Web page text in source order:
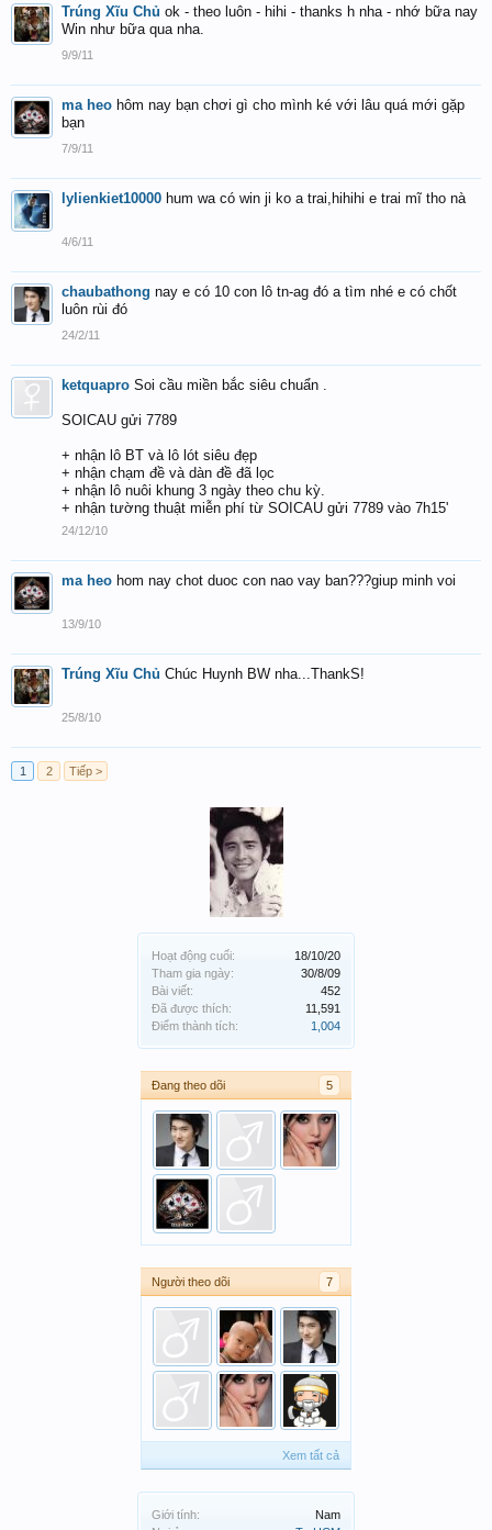
Hoạt động cuối:
18/10/20
Tham gia ngày:
30/8/09
Bài viết:
452
Đã được thích:
11,591
Điểm thành tích:
1,004
Đang theo dõi 5
Người theo dõi 7
Xem tất cả
Giới tính:
Nam
Trúng Xĩu Chủ ok - theo luôn - hihi - thanks h nha - nhớ bữa nay
Win như bữa qua nha.
9/9/11
ma heo hôm nay bạn chơi gì cho mình ké với lâu quá mới gặp
bạn
7/9/11
lylienkiet10000 hum wa có win ji ko a trai,hihihi e trai mĩ tho nà
4/6/11
chaubathong nay e có 10 con lô tn-ag đó a tìm nhé e có chốt
luôn rùi đó
24/2/11
ketquapro Soi cầu miền bắc siêu chuẩn .
SOICAU gửi 7789
+ nhận lô BT và lô lót siêu đẹp
+ nhận chạm đề và dàn đề đã lọc
+ nhận lô nuôi khung 3 ngày theo chu kỳ.
+ nhận tường thuật miễn phí từ SOICAU gửi 7789 vào 7h15'
24/12/10
ma heo hom nay chot duoc con nao vay ban???giup minh voi
13/9/10
Trúng Xĩu Chủ Chúc Huynh BW nha...ThankS!
25/8/10
1 2 Tiếp >